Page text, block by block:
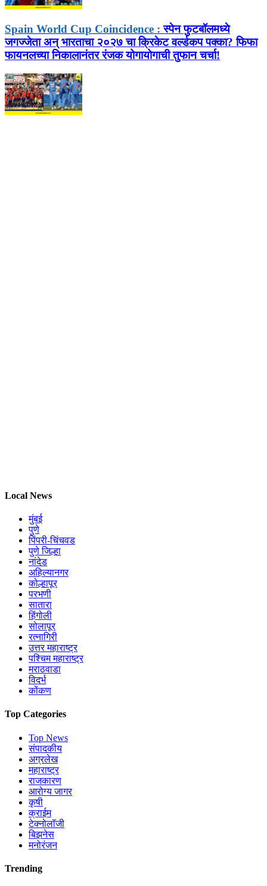
Spain World Cup Coincidence : स्पेन फुटबॉलमध्ये
जगज्जेता अन् भारताचा २०२७ चा क्रिकेट वर्ल्डकप पक्का? फिफा
फायनलच्या निकालानंतर रंजक योगायोगाची तुफान चर्चा!
Local News
मुंबई
पुणे
पिंपरी-चिंचवड
पुणे जिल्हा
नांदेड
अहिल्यानगर
कोल्हापूर
परभणी
सातारा
हिंगोली
सोलापूर
रत्नागिरी
उत्तर महाराष्ट्र
पश्चिम महाराष्ट्र
मराठवाडा
विदर्भ
कोंकण
Top Categories
Top News
संपादकीय
अग्रलेख
महाराष्ट्र
राजकारण
आरोग्य जागर
कृषी
क्राईम
टेक्नोलॉजी
बिझनेस
मनोरंजन
Trending